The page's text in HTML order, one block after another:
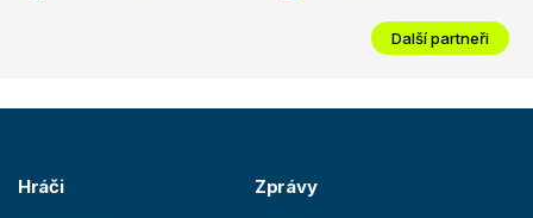
Další partneři
Hráči Zprávy